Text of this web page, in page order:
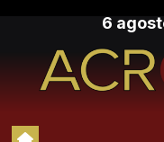
contenido
6